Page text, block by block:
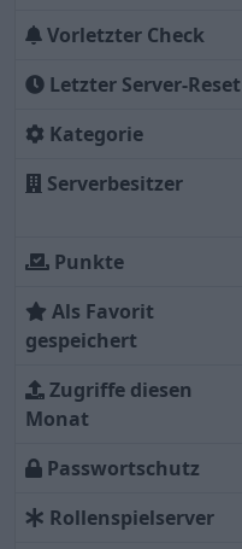
Vorletzter Check
Letzter Server-Reset
Kategorie
Serverbesitzer
Punkte
Als Favorit
gespeichert
Zugriffe diesen
Monat
Passwortschutz
Rollenspielserver